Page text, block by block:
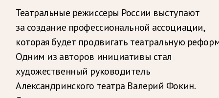
Театральные режиссеры России выступают
за создание профессиональной ассоциации,
которая будет продвигать театральную
Одним из авторов инициативы стал
художественный руководитель
Александринского театра Валерий Фокин.